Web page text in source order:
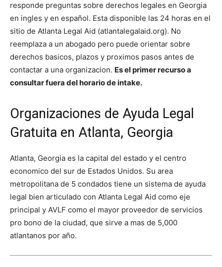
responde preguntas sobre derechos legales en Georgia
en ingles y en español. Esta disponible las 24 horas en el
sitio de Atlanta Legal Aid (atlantalegalaid.org). No
reemplaza a un abogado pero puede orientar sobre
derechos basicos, plazos y proximos pasos antes de
contactar a una organizacion. Es el primer recurso a
consultar fuera del horario de intake.
Organizaciones de Ayuda Legal
Gratuita en Atlanta, Georgia
Atlanta, Georgia es la capital del estado y el centro
economico del sur de Estados Unidos. Su area
metropolitana de 5 condados tiene un sistema de ayuda
legal bien articulado con Atlanta Legal Aid como eje
principal y AVLF como el mayor proveedor de servicios
pro bono de la ciudad, que sirve a mas de 5,000
atlantanos por año.